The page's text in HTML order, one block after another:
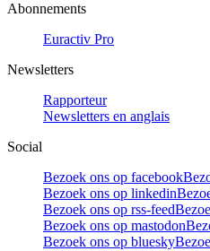
Abonnements
Euractiv Pro
Newsletters
Rapporteur
Newsletters en anglais
Social
Bezoek ons op facebook
Bezoek ons op linkedin
Bezoek ons op rss-feed
Bezoek ons op mastodon
Bezoek ons op bluesky